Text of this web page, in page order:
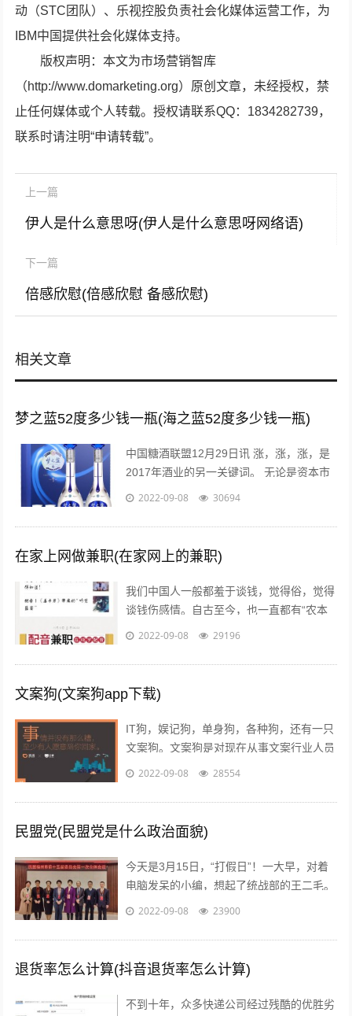
动（STC团队）、乐视控股负责社会化媒体运营工作，为
IBM中国提供社会化媒体支持。
版权声明：本文为市场营销智库
（http://www.domarketing.org）原创文章，未经授权，禁
止任何媒体或个人转载。授权请联系QQ：1834282739，
联系时请注明“申请转载”。
上一篇
伊人是什么意思呀(伊人是什么意思呀网络语)
下一篇
倍感欣慰(倍感欣慰 备感欣慰)
相关文章
梦之蓝52度多少钱一瓶(海之蓝52度多少钱一瓶)
中国糖酒联盟12月29日讯 涨，涨，涨，是
2017年酒业的另一关键词。 无论是资本市
场还是现货市场，无论是从高端到次高端品
2022-09-08 30694
在家上网做兼职(在家网上的兼职)
我们中国人一般都羞于谈钱，觉得俗，觉得
谈钱伤感情。自古至今，也一直都有“农本
商末”“学而优则仕”的思想传统。已经开始做
2022-09-08 29196
文案狗(文案狗app下载)
IT狗，娱记狗，单身狗，各种狗，还有一只
文案狗。文案狗是对现在从事文案行业人员
的统称，白天看案例写文案，晚上看稿子改
2022-09-08 28554
民盟党(民盟党是什么政治面貌)
今天是3月15日，“打假日”！一大早，对着
电脑发呆的小编，想起了统战部的王二毛。
有一天，王二毛吃完饭遛弯遇见隔壁王阿
2022-09-08 23900
退货率怎么计算(抖音退货率怎么计算)
不到十年，众多快递公司经过残酷的优胜劣